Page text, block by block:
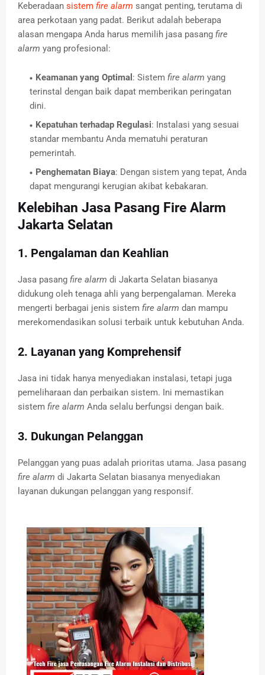
Keberadaan sistem fire alarm sangat penting, terutama di
area perkotaan yang padat. Berikut adalah beberapa
alasan mengapa Anda harus memilih jasa pasang fire
alarm yang profesional:
Keamanan yang Optimal : Sistem fire alarm yang
terinstal dengan baik dapat memberikan peringatan
dini.
Kepatuhan terhadap Regulasi: Instalasi yang sesuai
standar membantu Anda mematuhi peraturan
pemerintah.
Penghematan Biaya: Dengan sistem yang tepat, Anda
dapat mengurangi kerugian akibat kebakaran.
Kelebihan Jasa Pasang Fire Alarm
Jakarta Selatan
1. Pengalaman dan Keahlian
Jasa pasang fire alarm di Jakarta Selatan biasanya
didukung oleh tenaga ahli yang berpengalaman. Mereka
mengerti berbagai jenis sistem fire alarm dan mampu
merekomendasikan solusi terbaik untuk kebutuhan Anda.
2. Layanan yang Komprehensif
Jasa ini tidak hanya menyediakan instalasi, tetapi juga
pemeliharaan dan perbaikan sistem. Ini memastikan
sistem fire alarm Anda selalu berfungsi dengan baik.
3. Dukungan Pelanggan
Pelanggan yang puas adalah prioritas utama. Jasa pasang
fire alarm di Jakarta Selatan biasanya menyediakan
layanan dukungan pelanggan yang responsif.